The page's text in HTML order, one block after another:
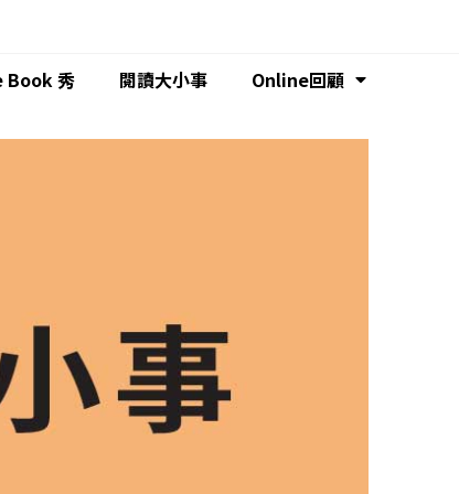
Book 秀 閱讀大小事 Online回顧